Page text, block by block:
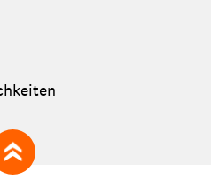
zum Seitenanfang